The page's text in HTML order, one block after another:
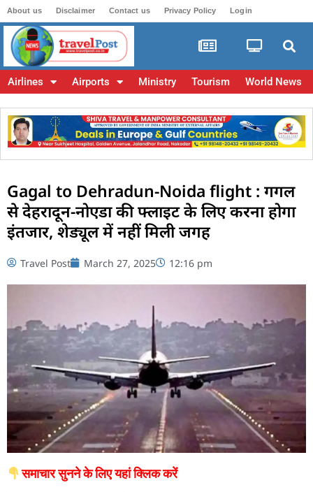
About us Disclaimer Contact us Privacy Policy Login
Airlines Airports Ministry Tourism World News
Gagal to Dehradun-Noida flight : गगल
से देहरादून-नोएडा की फ्लाइट के लिए करना होगा
इंतजार, शेड्यूल में नहीं मिली जगह
Travel Post March 27, 2025 12:16 pm
समाचार सुनने के लिए यहां क्लिक करें